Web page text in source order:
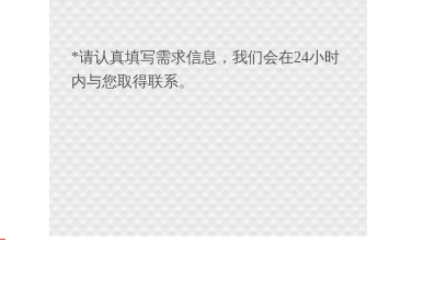
*请认真填写需求信息，我们会在24小时
内与您取得联系。